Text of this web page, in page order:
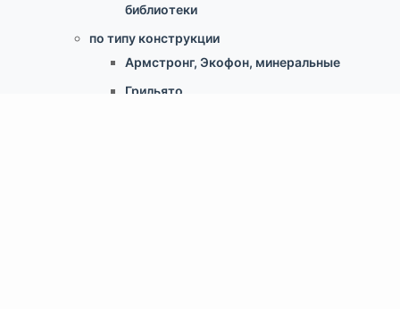
библиотеки
по типу конструкции
Армстронг, Экофон, минеральные
Грильято